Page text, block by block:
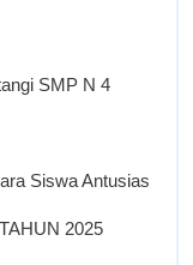
SMP N 4
Siswa Antusias
2025